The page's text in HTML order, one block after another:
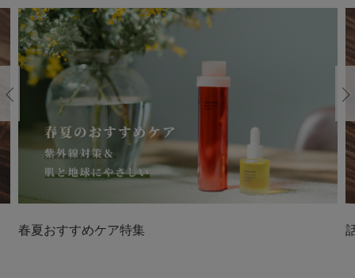
Previous
春夏おすすめケア特集